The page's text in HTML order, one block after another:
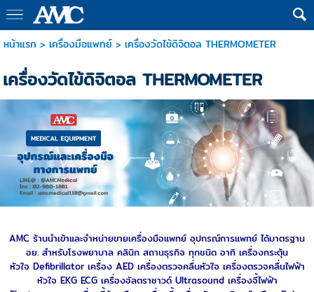
หน้าแรก > เครื่องมือแพทย์> เครื่องวัดไข้ดิจิตอล THERMOMETER
เครื่องวัดไข้ดิจิตอล THERMOMETER
AMC ร้านนำเข้าและจำหน่ายขายเครื่องมือแพทย์ อุปกรณ์การแพทย์ ได้มาตรฐาน
อย. สำหรับโรงพยาบาล คลินิก สถานธุรกิจ ทุกชนิด อาทิ เครื่องกระตุ้น
หัวใจ Defibrillator เครื่อง AED เครื่องตรวจคลื่นหัวใจ เครื่องตรวจคลื่นไฟฟ้า
หัวใจ EKG ECG เครื่องอัลตราซาวด์ Ultrasound เครื่องจี้ไฟฟ้า